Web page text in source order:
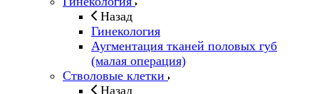
Назад
Гинекология
Аугментация тканей половых губ
(малая операция)
Стволовые клетки
Назад